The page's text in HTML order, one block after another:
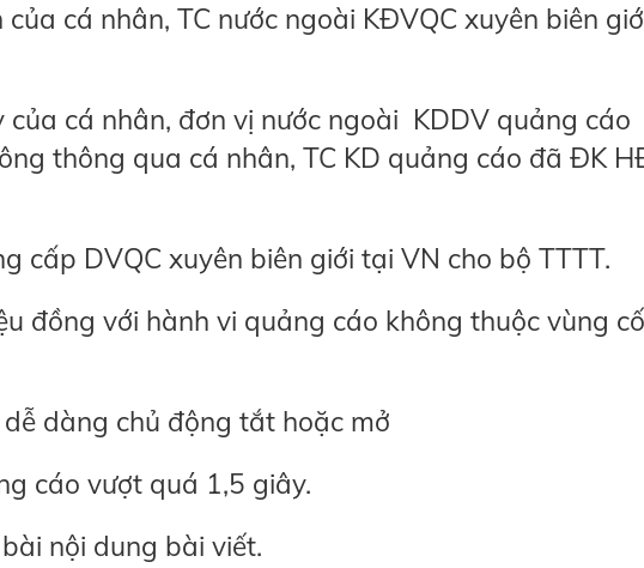
cá nhân, TC nước ngoài KĐVQC xuyên biên
cá nhân, đơn vị nước ngoài KDDV quảng cáo
thông qua cá nhân, TC KD quảng cáo đã ĐK
cấp DVQC xuyên biên giới tại VN cho bộ TTTT.
đồng với hành vi quảng cáo không thuộc vùng cố
dàng chủ động tắt hoặc mở
cáo vượt quá 1,5 giây.
nội dung bài viết.